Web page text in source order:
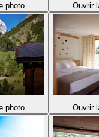
photo Ouvrir
photo Ouvrir